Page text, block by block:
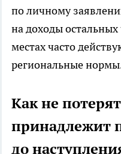
по личному
на доходы
местах часто
региональные
Как не
принадлежит
до